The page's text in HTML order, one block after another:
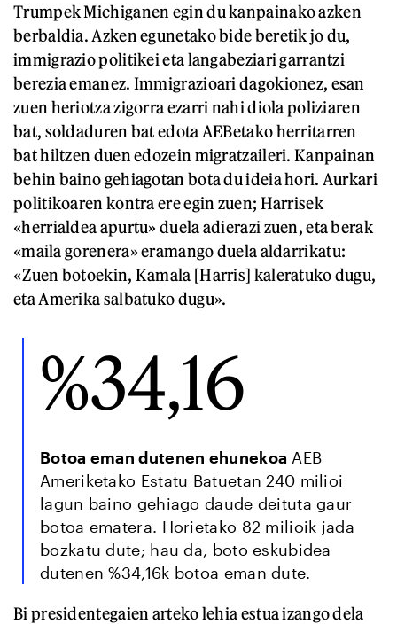
Trumpek Michiganen egin du kanpainako azken
berbaldia. Azken egunetako bide beretik jo du,
immigrazio politikei eta langabeziari garrantzi
berezia emanez. Immigrazioari dagokionez, esan
zuen heriotza zigorra ezarri nahi diola poliziaren
bat, soldaduren bat edota AEBetako herritarren
bat hiltzen duen edozein migratzaileri. Kanpainan
behin baino gehiagotan bota du ideia hori. Aurkari
politikoaren kontra ere egin zuen; Harrisek
«herrialdea apurtu» duela adierazi zuen, eta berak
«maila gorenera» eramango duela aldarrikatu:
«Zuen botoekin, Kamala [Harris] kaleratuko dugu,
eta Amerika salbatuko dugu».
%34,16
Botoa eman dutenen ehunekoa AEB
Ameriketako Estatu Batuetan 240 milioi
lagun baino gehiago daude deituta gaur
botoa ematera. Horietako 82 milioik jada
bozkatu dute; hau da, boto eskubidea
dutenen %34,16k botoa eman dute.
Bi presidentegaien arteko lehia estua izango dela